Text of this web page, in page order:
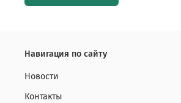
Навигация по сайту
Новости
Контакты